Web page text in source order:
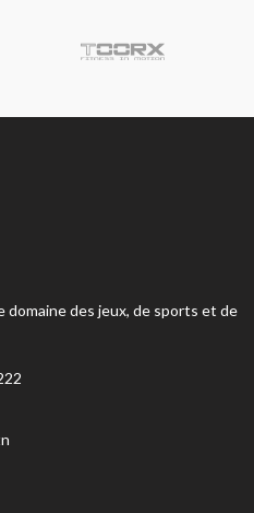
domaine des jeux, de sports et de